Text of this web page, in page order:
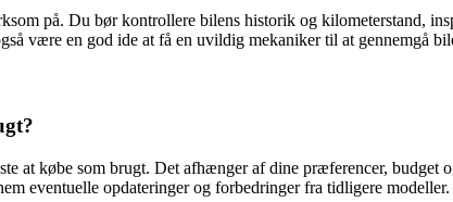
på. Du bør kontrollere bilens historik og kilometerstand,
være en god ide at få en uvildig mekaniker til at gennemgå
at købe som brugt. Det afhænger af dine præferencer,
eventuelle opdateringer og forbedringer fra tidligere modeller.